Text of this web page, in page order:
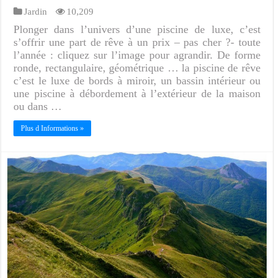
Jardin 10,209
Plonger dans l’univers d’une piscine de luxe, c’est
s’offrir une part de rêve à un prix – pas cher ?- toute
l’année : cliquez sur l’image pour agrandir. De forme
ronde, rectangulaire, géométrique … la piscine de rêve
c’est le luxe de bords à miroir, un bassin intérieur ou
une piscine à débordement à l’extérieur de la maison
ou dans …
Plus d Informations »